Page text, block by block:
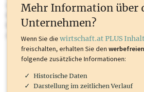
oder loggen Sie sich ein um diese Inhalte zu
Marken, Patente, Rechtstatsachen, OTS-
mehr.
Mehr Information über
Unternehmen?
Wenn Sie die wirtschaft.at PLUS
freischalten, erhalten Sie den werbefreien
folgende zusätzliche Informationen:
Historische Daten
Darstellung im zeitlichen Verlauf